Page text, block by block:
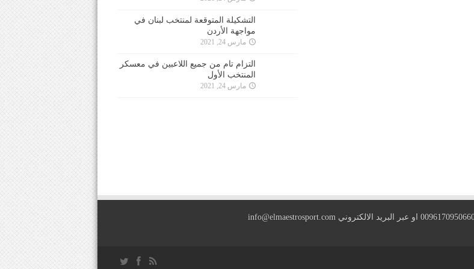
التشكيلة المتوقعة لمنتخب لبنان في
مواجهة الأردن
مارس 24, 2021
التزام تام من جميع اللاعبين في معسكر
المنتخب الأول
مارس 24, 2021
info@elmaestrosport.com